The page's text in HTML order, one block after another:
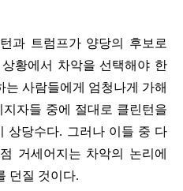
과 트럼프가 양당의 후보로
황에서 차악을 선택해야 한
사람들에게 엄청나게 가해
자들 중에 절대로 클린턴을
상당수다. 그러나 이들 중 다
거세어지는 차악의 논리에
던질 것이다.